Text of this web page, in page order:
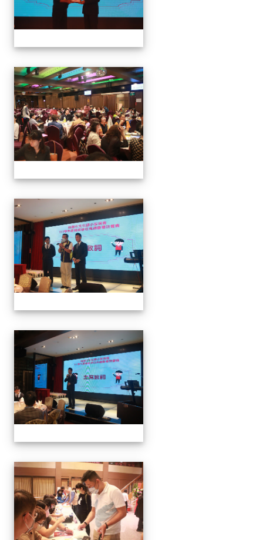
家長會長連任暨募款餐會
家長會長連任暨募款餐會
家長會長連任暨募款餐會
家長會長連任暨募款餐會